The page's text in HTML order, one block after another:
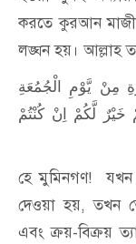
করতে কুরআন
লঙ্ঘন হয়। আল্লাহ
مِنْ یَّوْمِ الْجُمُعَةِ
خَیْرٌ لَّكُمْ اِنْ كُنْتُمْ
হে মুমিনগণ! যখন
দেওয়া হয়, তখন
এবং ক্রয়-বিক্রয়